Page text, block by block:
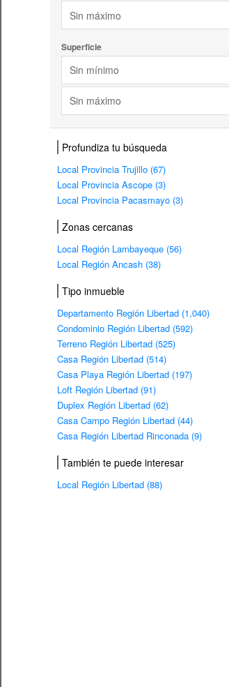
Sin máximo
Superficie
Sin mínimo
Sin máximo
Profundiza tu búsqueda
Local Provincia Trujillo (67)
Local Provincia Ascope (3)
Local Provincia Pacasmayo (3)
Zonas cercanas
Local Región Lambayeque (56)
Local Región Ancash (38)
Tipo inmueble
Departamento Región Libertad (1,040)
Condominio Región Libertad (592)
Terreno Región Libertad (525)
Casa Región Libertad (514)
Casa Playa Región Libertad (197)
Loft Región Libertad (91)
Duplex Región Libertad (62)
Casa Campo Región Libertad (44)
Casa Región Libertad Rinconada (9)
También te puede interesar
Local Región Libertad (88)